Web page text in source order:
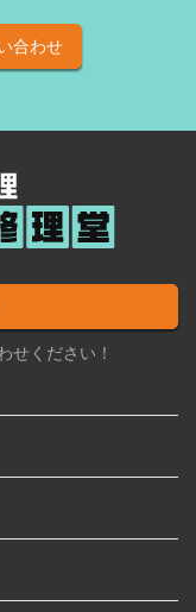
換
ト修理
合わせ
せください！